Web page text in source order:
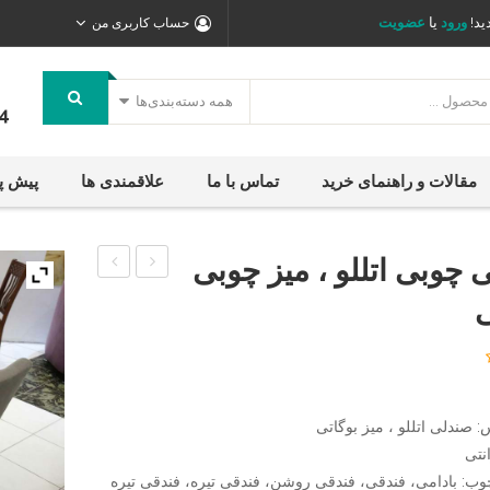
ورود یا عضویت حساب کاربری من
همه دسته‌بندی‌ها
مقالات و راهنمای خرید تماس با ما علاقمندی ها پیش
چوبی اتللو ، میز چوبی
صندلی اتللو ، میز بوگاتی
بادامی، فندقی، فندقی روشن، فندقی تیره، فندقی تیره